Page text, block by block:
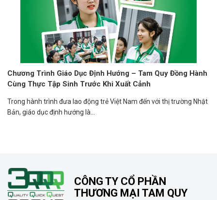
Chương Trình Giáo Dục Định Hướng – Tam Quy Đồng Hành
Cùng Thực Tập Sinh Trước Khi Xuất Cảnh
Trong hành trình đưa lao động trẻ Việt Nam đến với thị trường Nhật
Bản, giáo dục định hướng là...
CÔNG TY CỔ PHẦN
THƯƠNG MẠI TAM QUY